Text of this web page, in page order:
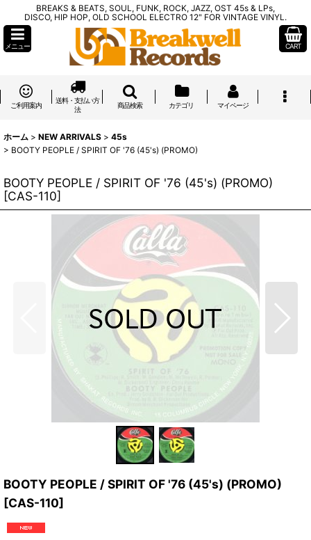
BREAKS & BEATS, SOUL, FUNK, ROCK, JAZZ, OST 45s & LPs,
DISCO, HIP HOP, OLD SCHOOL ELECTRO 12" FOR VINTAGE VINYL.
メニュー CART
ご利用案内
送料・支払い方
法
商品検索 カテゴリ マイページ
ホーム > NEW ARRIVALS > 45s
> BOOTY PEOPLE / SPIRIT OF '76 (45's) (PROMO)
BOOTY PEOPLE / SPIRIT OF '76 (45's) (PROMO)
[CAS-110]
BOOTY PEOPLE / SPIRIT OF '76 (45's) (PROMO)
[CAS-110]